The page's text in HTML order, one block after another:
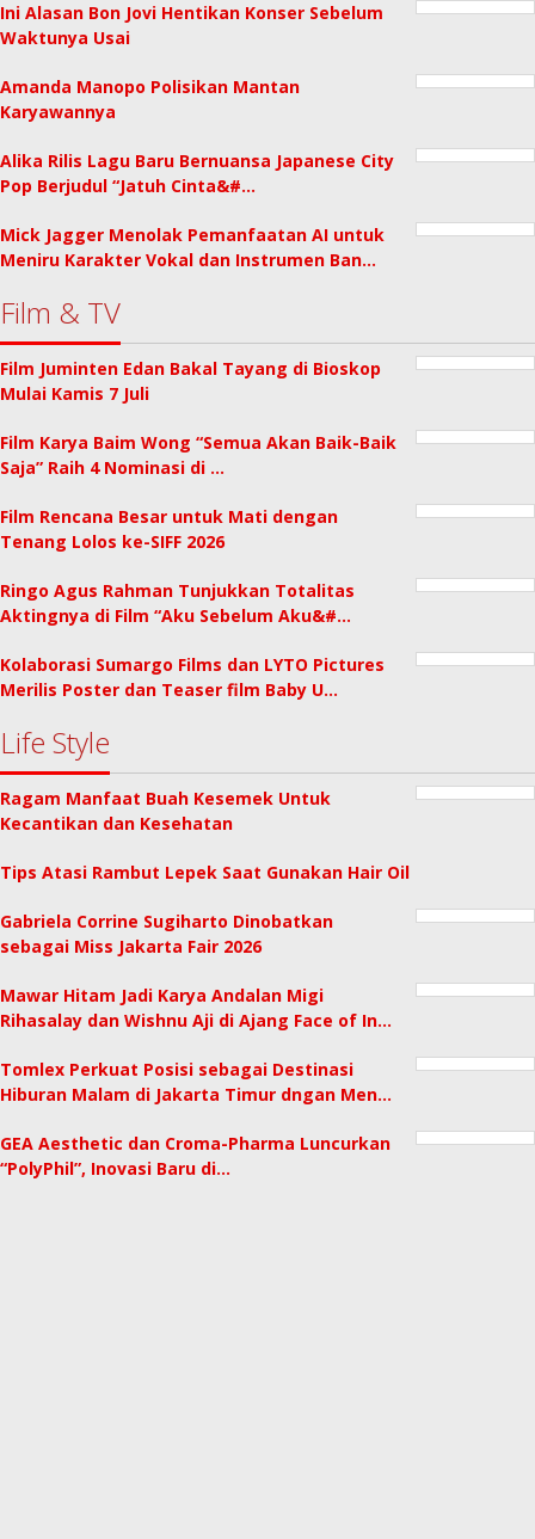
Ini Alasan Bon Jovi Hentikan Konser Sebelum
Waktunya Usai
Amanda Manopo Polisikan Mantan
Karyawannya
Alika Rilis Lagu Baru Bernuansa Japanese City
Pop Berjudul “Jatuh Cinta&#…
Mick Jagger Menolak Pemanfaatan AI untuk
Meniru Karakter Vokal dan Instrumen Ban…
Film & TV
Film Juminten Edan Bakal Tayang di Bioskop
Mulai Kamis 7 Juli
Film Karya Baim Wong “Semua Akan Baik-Baik
Saja” Raih 4 Nominasi di …
Film Rencana Besar untuk Mati dengan
Tenang Lolos ke-SIFF 2026
Ringo Agus Rahman Tunjukkan Totalitas
Aktingnya di Film “Aku Sebelum Aku&#…
Kolaborasi Sumargo Films dan LYTO Pictures
Merilis Poster dan Teaser film Baby U…
Life Style
Ragam Manfaat Buah Kesemek Untuk
Kecantikan dan Kesehatan
Tips Atasi Rambut Lepek Saat Gunakan Hair Oil
Gabriela Corrine Sugiharto Dinobatkan
sebagai Miss Jakarta Fair 2026
Mawar Hitam Jadi Karya Andalan Migi
Rihasalay dan Wishnu Aji di Ajang Face of In…
Tomlex Perkuat Posisi sebagai Destinasi
Hiburan Malam di Jakarta Timur dngan Men…
GEA Aesthetic dan Croma-Pharma Luncurkan
“PolyPhil”, Inovasi Baru di…